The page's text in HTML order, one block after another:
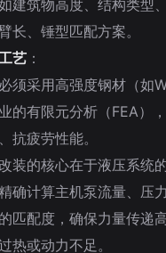
建筑物高度、结构类型
长、锤型匹配方案。
艺 ：
须采用高强度钢材（如
的有限元分析（FEA）
抗疲劳性能。
装的核心在于液压系统
确计算主机泵流量、压
匹配度，确保力量传递
热或动力不足。